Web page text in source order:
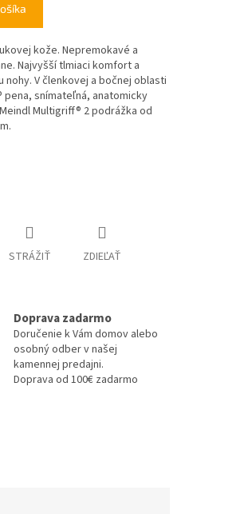
kože. Nepremokavé a
Najvyšší tlmiaci komfort a
V členkovej a bočnej oblasti
pena, snímateľná, anatomicky
Multigriff® 2 podrážka od
STRÁŽIŤ ZDIEĽAŤ
Doprava zadarmo
Doručenie k Vám domov alebo
osobný odber v našej
kamennej predajni.
Doprava od 100€ zadarmo